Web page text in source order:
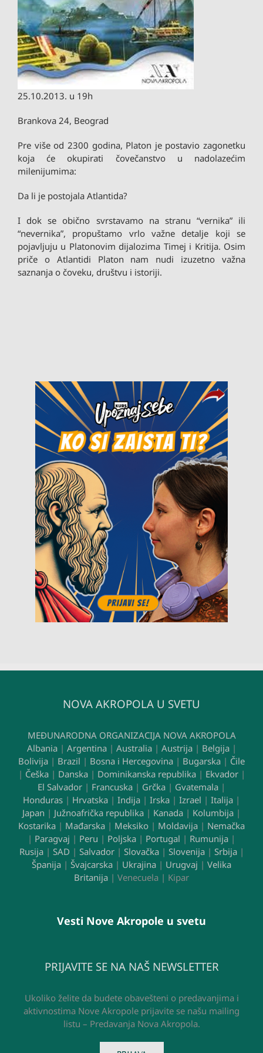
25.10.2013. u 19h
Brankova 24, Beograd
Pre više od 2300 godina, Platon je postavio zagonetku
koja će okupirati čovečanstvo u nadolazećim
milenijumima:
Da li je postojala Atlantida?
I dok se obično svrstavamo na stranu “vernika” ili
“nevernika”, propuštamo vrlo važne detalje koji se
pojavljuju u Platonovim dijalozima Timej i Kritija. Osim
priče o Atlantidi Platon nam nudi izuzetno važna
saznanja o čoveku, društvu i istoriji.
NOVA AKROPOLA U SVETU
MEĐUNARODNA ORGANIZACIJA NOVA AKROPOLA
Albania| Argentina| Australia| Austrija| Belgija|
Bolivija | Brazil | Bosna i Hercegovina | Bugarska | Čile
| Češka| Danska| Dominikanska republika| Ekvador|
El Salvador | Francuska | Grčka | Gvatemala |
Honduras | Hrvatska | Indija | Irska | Izrael | Italija |
Japan | Južnoafrička republika | Kanada | Kolumbija |
Kostarika | Mađarska | Meksiko | Moldavija | Nemačka
| Paragvaj | Peru | Poljska | Portugal | Rumunija |
Rusija| SAD | Salvador| Slovačka| Slovenija| Srbija|
Španija | Švajcarska | Ukrajina | Urugvaj | Velika
Britanija | Venecuela | Kipar
Vesti Nove Akropole u svetu
PRIJAVITE SE NA NAŠ NEWSLETTER
Ukoliko želite da budete obavešteni o predavanjima i
aktivnostima Nove Akropole prijavite se našu mailing
listu – Predavanja Nova Akropola.